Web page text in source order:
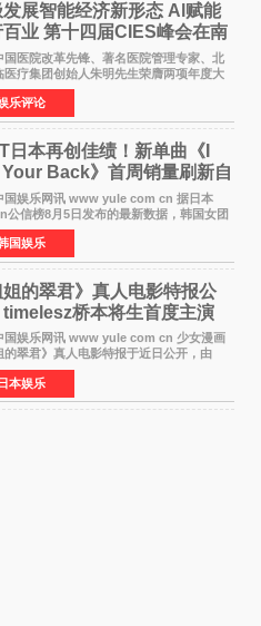
发展智能经济新形态 Al赋能
业 第十四届CIES峰会在南
大召开
院改革先锋、著名医院管理专家、北
医疗集团创始人朱明先生荣膺两项年度大
年7月31日，盛夏金陵，长江之畔，
地·真务实·强链接为主题的2026&lsquo;人
+&rsquo
乐评论
日本再创佳绩！新单曲《I
Back》首周销量刷新自
录
乐网讯 www yule com cn 据日本
公信榜8月5日发布的最新数据，韩国女团
日本发行的第二张单曲《I Got Your
首周销量达到71,009张，成功跻身最新一
曲排行
国娱乐
姐的翠君》真人电影特报公
timelesz桥本将生首度主演
4日上映
乐网讯 www yule com cn 少女漫画
的翠君》真人电影特报于近日公开，由
成员桥本将生担任主演，这也是他首次
影主演，引发高度关注。 女高中生咲
中岛瑠菜
日本娱乐